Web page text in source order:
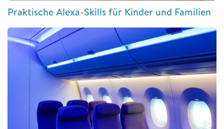
Praktische Alexa-Skills für Kinder und Familien